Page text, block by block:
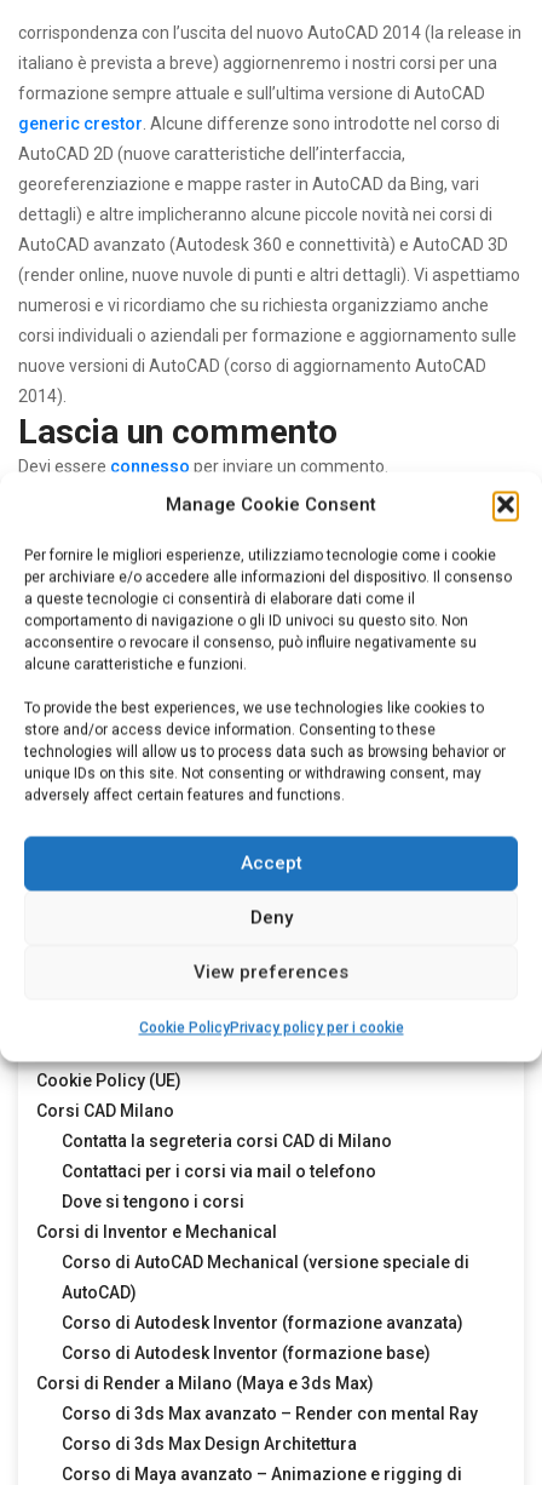
Manage Cookie Consent
Per fornire le migliori esperienze, utilizziamo tecnologie come i cookie
per archiviare e/o accedere alle informazioni del dispositivo. Il consenso
a queste tecnologie ci consentirà di elaborare dati come il
comportamento di navigazione o gli ID univoci su questo sito. Non
acconsentire o revocare il consenso, può influire negativamente su
alcune caratteristiche e funzioni.
To provide the best experiences, we use technologies like cookies to
store and/or access device information. Consenting to these
technologies will allow us to process data such as browsing behavior or
unique IDs on this site. Not consenting or withdrawing consent, may
adversely affect certain features and functions.
Accept
Deny
View preferences
Cookie PolicyPrivacy policy per i cookie
corrispondenza con l’uscita del nuovo AutoCAD 2014 (la release in
italiano è prevista a breve) aggiornenremo i nostri corsi per una
formazione sempre attuale e sull’ultima versione di AutoCAD
generic crestor . Alcune differenze sono introdotte nel corso di
AutoCAD 2D (nuove caratteristiche dell’interfaccia,
georeferenziazione e mappe raster in AutoCAD da Bing, vari
dettagli) e altre implicheranno alcune piccole novità nei corsi di
AutoCAD avanzato (Autodesk 360 e connettività) e AutoCAD 3D
(render online, nuove nuvole di punti e altri dettagli). Vi aspettiamo
numerosi e vi ricordiamo che su richiesta organizziamo anche
corsi individuali o aziendali per formazione e aggiornamento sulle
nuove versioni di AutoCAD (corso di aggiornamento AutoCAD
2014).
Lascia un commento
Devi essere connesso per inviare un commento.
Ricerca
per:
NOI
aggiornamento autocad autocadautocad
2014 autocad news autocad ws autodesk news
ebook autocad grafica
autocad libro su autocad manuale autocad manuali manuali autocad news
Pagine sui corsi
Cookie Policy (UE)
Corsi CAD Milano
Contatta la segreteria corsi CAD di Milano
Contattaci per i corsi via mail o telefono
Dove si tengono i corsi
Corsi di Inventor e Mechanical
Corso di AutoCAD Mechanical (versione speciale di
AutoCAD)
Corso di Autodesk Inventor (formazione avanzata)
Corso di Autodesk Inventor (formazione base)
Corsi di Render a Milano (Maya e 3ds Max)
Corso di 3ds Max avanzato – Render con mental Ray
Corso di 3ds Max Design Architettura
Corso di Maya avanzato – Animazione e rigging di